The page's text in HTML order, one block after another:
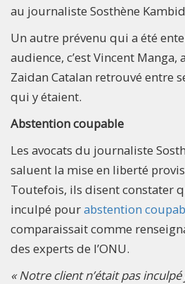
au journaliste Sosthène
Un autre prévenu qui a été
audience, c’est Vincent
Zaidan Catalan retrouvé entre
qui y étaient.
Abstention coupable
Les avocats du journaliste
saluent la mise en liberté
Toutefois, ils disent constater
inculpé pourabstention
comparaissait comme
des experts de l’ONU.
« Notre client n’était pas